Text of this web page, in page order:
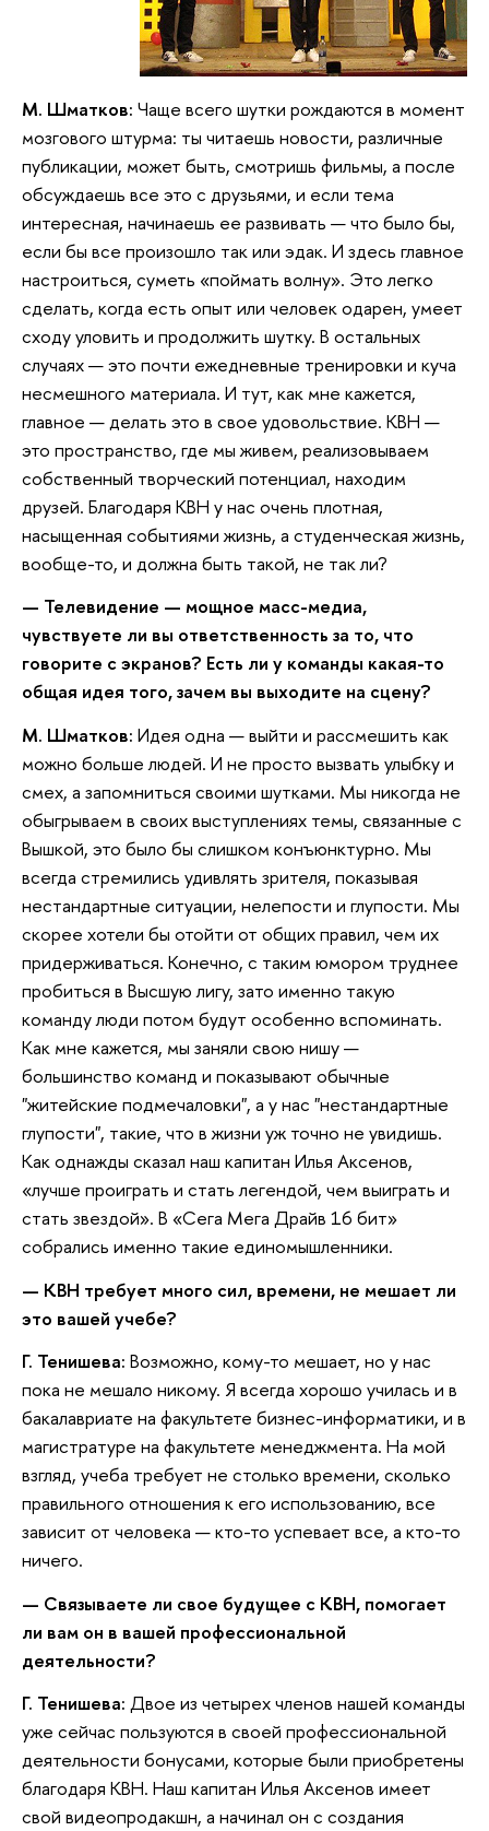
М. Шматков: Чаще всего шутки рождаются в момент
мозгового штурма: ты читаешь новости, различные
публикации, может быть, смотришь фильмы, а после
обсуждаешь все это с друзьями, и если тема
интересная, начинаешь ее развивать — что было бы,
если бы все произошло так или эдак. И здесь главное
настроиться, суметь «поймать волну». Это легко
сделать, когда есть опыт или человек одарен, умеет
сходу уловить и продолжить шутку. В остальных
случаях — это почти ежедневные тренировки и куча
несмешного материала. И тут, как мне кажется,
главное — делать это в свое удовольствие. КВН —
это пространство, где мы живем, реализовываем
собственный творческий потенциал, находим
друзей. Благодаря КВН у нас очень плотная,
насыщенная событиями жизнь, а студенческая жизнь,
вообще-то, и должна быть такой, не так ли?
— Телевидение — мощное масс-медиа,
чувствуете ли вы ответственность за то, что
говорите с экранов? Есть ли у команды какая-то
общая идея того, зачем вы выходите на сцену?
М. Шматков: Идея одна — выйти и рассмешить как
можно больше людей. И не просто вызвать улыбку и
смех, а запомниться своими шутками. Мы никогда не
обыгрываем в своих выступлениях темы, связанные с
Вышкой, это было бы слишком конъюнктурно. Мы
всегда стремились удивлять зрителя, показывая
нестандартные ситуации, нелепости и глупости. Мы
скорее хотели бы отойти от общих правил, чем их
придерживаться. Конечно, с таким юмором труднее
пробиться в Высшую лигу, зато именно такую
команду люди потом будут особенно вспоминать.
Как мне кажется, мы заняли свою нишу —
большинство команд и показывают обычные
"житейские подмечаловки", а у нас "нестандартные
глупости", такие, что в жизни уж точно не увидишь.
Как однажды сказал наш капитан Илья Аксенов,
«лучше проиграть и стать легендой, чем выиграть и
стать звездой». В «Сега Мега Драйв 16 бит»
собрались именно такие единомышленники.
— КВН требует много сил, времени, не мешает ли
это вашей учебе?
Г. Тенишева: Возможно, кому-то мешает, но у нас
пока не мешало никому. Я всегда хорошо училась и в
бакалавриате на факультете бизнес-информатики, и в
магистратуре на факультете менеджмента. На мой
взгляд, учеба требует не столько времени, сколько
правильного отношения к его использованию, все
зависит от человека — кто-то успевает все, а кто-то
ничего.
— Связываете ли свое будущее с КВН, помогает
ли вам он в вашей профессиональной
деятельности?
Г. Тенишева: Двое из четырех членов нашей команды
уже сейчас пользуются в своей профессиональной
деятельности бонусами, которые были приобретены
благодаря КВН. Наш капитан Илья Аксенов имеет
свой видеопродакшн, а начинал он с создания